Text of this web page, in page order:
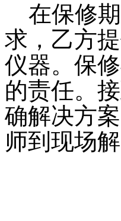
在保修期
求，乙方
仪器。保
的责任。
确解决方
师到现场